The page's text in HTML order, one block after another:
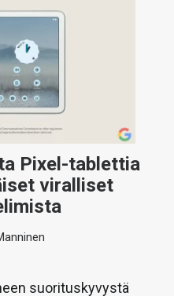
Pixel-tablettia
viralliset
suorituskyvystä